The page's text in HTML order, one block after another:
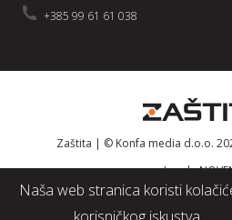
Naša web stranica koristi
+385 99 61 61 038
Zaštita | © Konfa media d.o.o.
Izrada